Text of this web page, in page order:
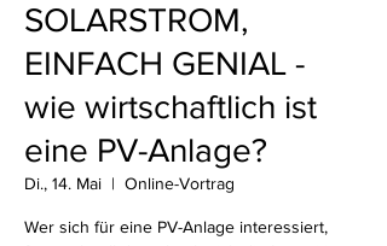
SOLARSTROM,
EINFACH GENIAL -
wie wirtschaftlich ist
eine PV-Anlage?
Di., 14. Mai
  |
Online-Vortrag
Wer sich für eine PV-Anlage interessiert,